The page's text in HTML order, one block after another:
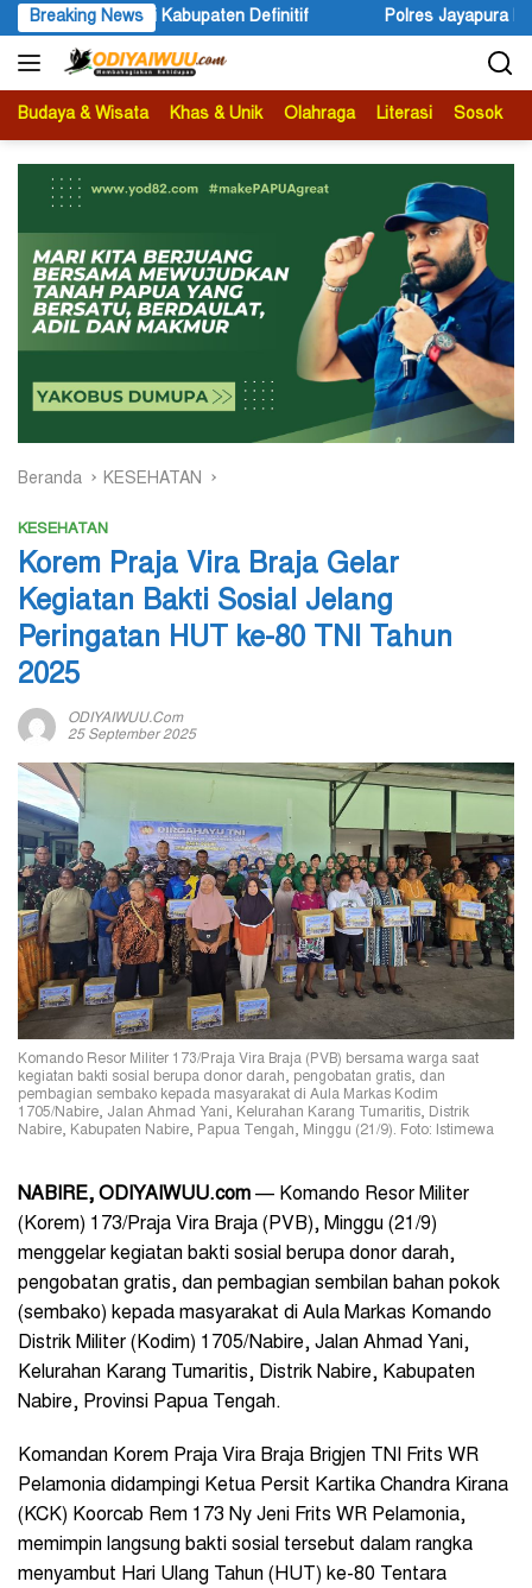
Langsung
ke
konten
Breaking NewsPolres Jayapura Lakukan Penyelidikan Pasca
Budaya & Wisata Khas & Unik Olahraga Literasi Sosok
Beranda KESEHATAN
KESEHATAN
Korem Praja Vira Braja Gelar
Kegiatan Bakti Sosial Jelang
Peringatan HUT ke-80 TNI Tahun
2025
ODIYAIWUU.com
25 September 2025
Komando Resor Militer 173/Praja Vira Braja (PVB) bersama warga saat
kegiatan bakti sosial berupa donor darah, pengobatan gratis, dan
pembagian sembako kepada masyarakat di Aula Markas Kodim
1705/Nabire, Jalan Ahmad Yani, Kelurahan Karang Tumaritis, Distrik
Nabire, Kabupaten Nabire, Papua Tengah, Minggu (21/9). Foto: Istimewa
NABIRE, ODIYAIWUU.com — Komando Resor Militer
(Korem) 173/Praja Vira Braja (PVB), Minggu (21/9)
menggelar kegiatan bakti sosial berupa donor darah,
pengobatan gratis, dan pembagian sembilan bahan pokok
(sembako) kepada masyarakat di Aula Markas Komando
Distrik Militer (Kodim) 1705/Nabire, Jalan Ahmad Yani,
Kelurahan Karang Tumaritis, Distrik Nabire, Kabupaten
Nabire, Provinsi Papua Tengah.
Komandan Korem Praja Vira Braja Brigjen TNI Frits WR
Pelamonia didampingi Ketua Persit Kartika Chandra Kirana
(KCK) Koorcab Rem 173 Ny Jeni Frits WR Pelamonia,
memimpin langsung bakti sosial tersebut dalam rangka
menyambut Hari Ulang Tahun (HUT) ke-80 Tentara